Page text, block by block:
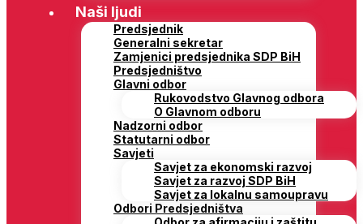
Naši ljudi
Predsjednik
Generalni sekretar
Zamjenici predsjednika SDP BiH
Predsjedništvo
Glavni odbor
Rukovodstvo Glavnog odbora
O Glavnom odboru
Nadzorni odbor
Statutarni odbor
Savjeti
Savjet za ekonomski razvoj
Savjet za razvoj SDP BiH
Savjet za lokalnu samoupravu
Odbori Predsjedništva